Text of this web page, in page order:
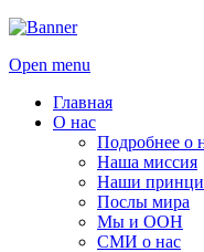
Open menu
Главная
О нас
Подробнее о
Наша миссия
Наши
Послы мира
Мы и ООН
СМИ о нас